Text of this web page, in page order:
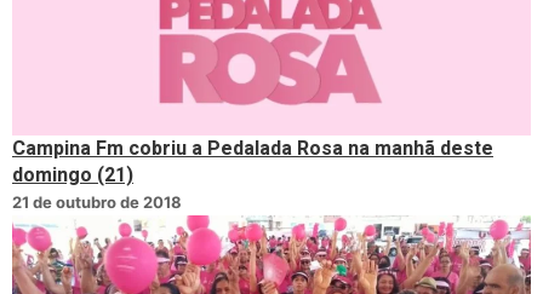
Campina Fm cobriu a Pedalada Rosa na manhã deste
domingo (21)
21 de outubro de 2018